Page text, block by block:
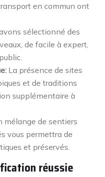
en commun ont
sélectionné des
de facile à expert,
La présence de sites
et de traditions
supplémentaire à
mélange de sentiers
vous permettra de
et préservés.
réussie